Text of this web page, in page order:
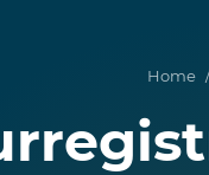
Home /